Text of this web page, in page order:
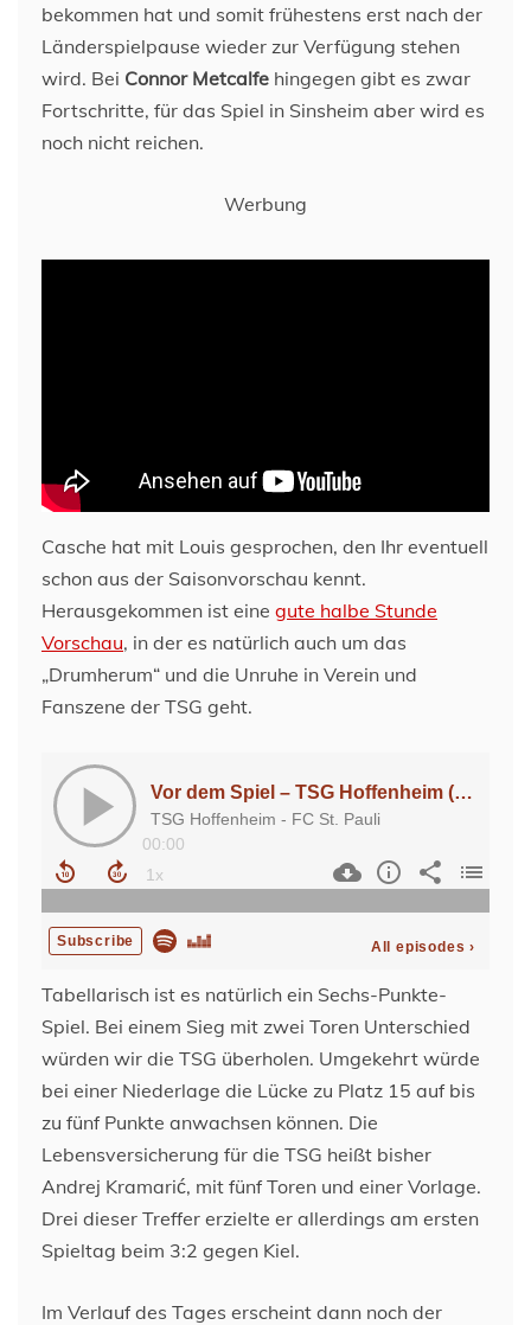
bekommen hat und somit frühestens erst nach der
Länderspielpause wieder zur Verfügung stehen
wird. Bei Connor Metcalfe hingegen gibt es zwar
Fortschritte, für das Spiel in Sinsheim aber wird es
noch nicht reichen.
Werbung
Casche hat mit Louis gesprochen, den Ihr eventuell
schon aus der Saisonvorschau kennt.
Herausgekommen ist eine gute halbe Stunde
Vorschau, in der es natürlich auch um das
„Drumherum“ und die Unruhe in Verein und
Fanszene der TSG geht.
Tabellarisch ist es natürlich ein Sechs-Punkte-
Spiel. Bei einem Sieg mit zwei Toren Unterschied
würden wir die TSG überholen. Umgekehrt würde
bei einer Niederlage die Lücke zu Platz 15 auf bis
zu fünf Punkte anwachsen können. Die
Lebensversicherung für die TSG heißt bisher
Andrej Kramarić, mit fünf Toren und einer Vorlage.
Drei dieser Treffer erzielte er allerdings am ersten
Spieltag beim 3:2 gegen Kiel.
Im Verlauf des Tages erscheint dann noch der